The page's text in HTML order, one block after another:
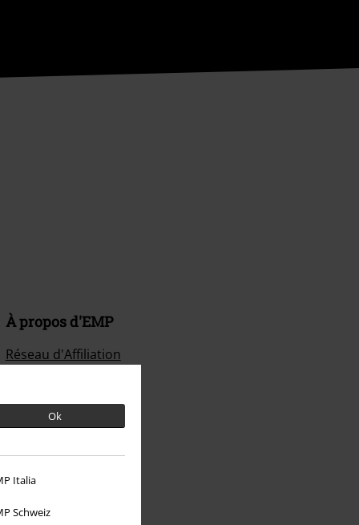
Ok
Italia
Schweiz
À propos d'EMP
Réseau d'Affiliation